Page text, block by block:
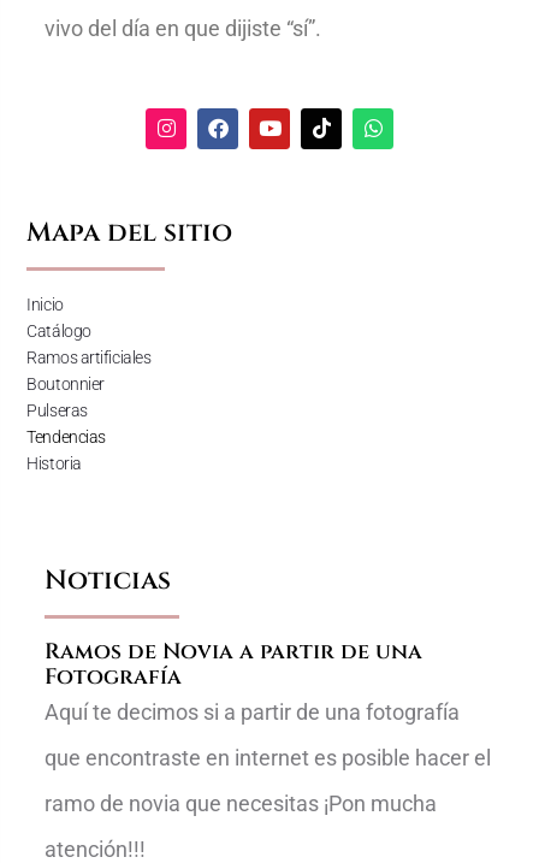
vivo del día en que dijiste “sí”.
Mapa del sitio
Inicio
Catálogo
Ramos artificiales
Boutonnier
Pulseras
Tendencias
Historia
Noticias
Ramos de Novia a partir de una
Fotografía
Aquí te decimos si a partir de una fotografía
que encontraste en internet es posible hacer el
ramo de novia que necesitas ¡Pon mucha
atención!!!